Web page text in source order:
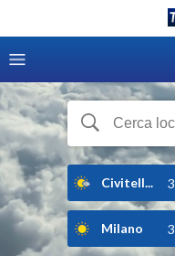
Civitell...
Milano